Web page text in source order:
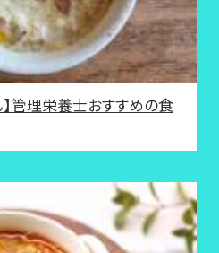
】管理栄養士おすすめの食